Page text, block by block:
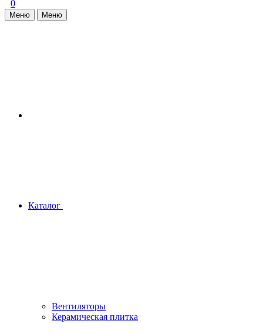
0
Меню Меню
Каталог
Вентиляторы
Керамическая плитка